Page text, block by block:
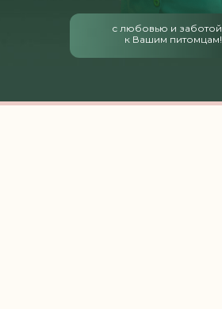
с любовью и заботой
к Вашим питомцам!